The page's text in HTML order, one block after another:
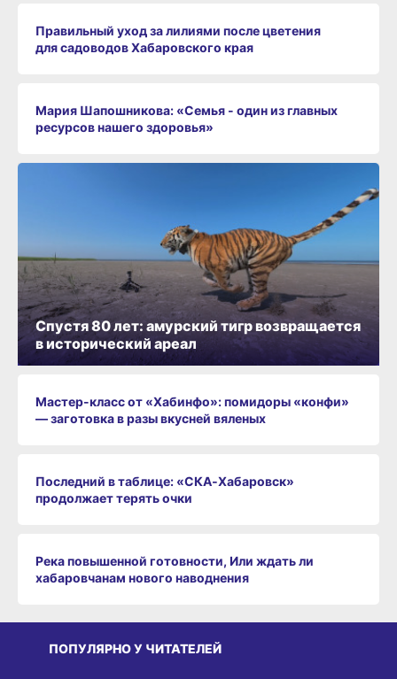
Правильный уход за лилиями после цветения
для садоводов Хабаровского края
Мария Шапошникова: «Семья - один из главных
ресурсов нашего здоровья»
Мастер-класс от «Хабинфо»: помидоры «конфи»
— заготовка в разы вкусней вяленых
Последний в таблице: «СКА‑Хабаровск»
продолжает терять очки
Река повышенной готовности, Или ждать ли
хабаровчанам нового наводнения
Спустя 80 лет: амурский тигр возвращается
в исторический ареал
ПОПУЛЯРНО У ЧИТАТЕЛЕЙ